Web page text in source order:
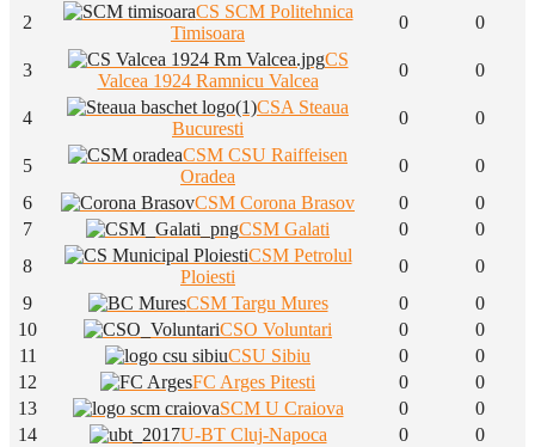
2
CS SCM Politehnica
Timisoara
0 0
3
CS
Valcea 1924 Ramnicu Valcea
0 0
4
CSA Steaua
Bucuresti
0 0
5
CSM CSU Raiffeisen
Oradea
0
0
6
CSM Corona Brasov 0
0
7
CSM Galati 0
0
8
CSM Petrolul
Ploiesti
0
0
9
CSM Targu Mures 0
0
10
CSO Voluntari 0
0
11
CSU Sibiu 0
0
12
FC Arges Pitesti 0
0
13
SCM U Craiova 0
0
14
U-BT Cluj-Napoca 0
0